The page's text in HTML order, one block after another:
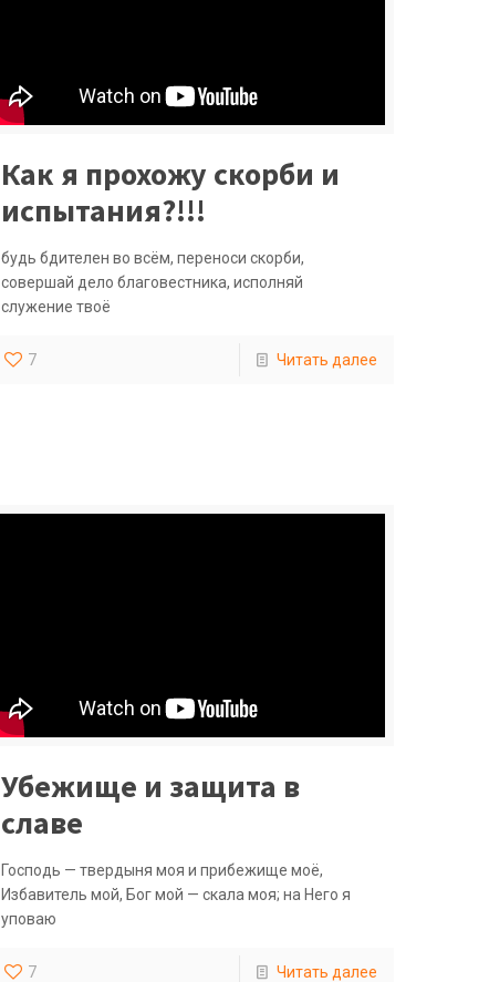
Как я прохожу скорби и
испытания?!!!
будь бдителен во всём, переноси скорби,
совершай дело благовестника, исполняй
служение твоё
7 Читать далее
Убежище и защита в
славе
Господь — твердыня моя и прибежище моё,
Избавитель мой, Бог мой — скала моя; на Него я
уповаю
7 Читать далее